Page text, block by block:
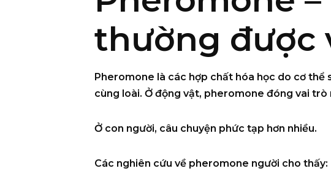
thường được
Pheromone là các hợp chất hóa học do cơ thể
cùng loài. Ở động vật, pheromone đóng vai
Ở con người, câu chuyện phức tạp hơn nhiều.
Các nghiên cứu về pheromone người cho thấy: